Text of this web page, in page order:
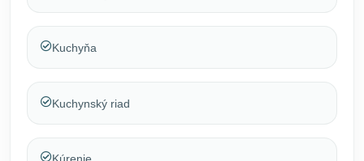
Kuchyňa
Kuchynský riad